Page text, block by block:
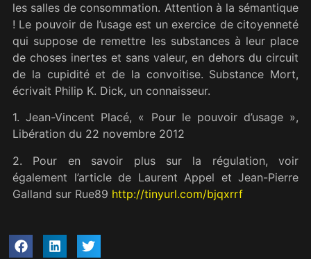
les salles de consommation. Attention à la sémantique
! Le pouvoir de l’usage est un exercice de citoyenneté
qui suppose de remettre les substances à leur place
de choses inertes et sans valeur, en dehors du circuit
de la cupidité et de la convoitise. Substance Mort,
écrivait Philip K. Dick, un connaisseur.
1. Jean-Vincent Placé, « Pour le pouvoir d’usage »,
Libération du 22 novembre 2012
2. Pour en savoir plus sur la régulation, voir
également l’article de Laurent Appel et Jean-Pierre
Galland sur Rue89 http://tinyurl.com/bjqxrrf